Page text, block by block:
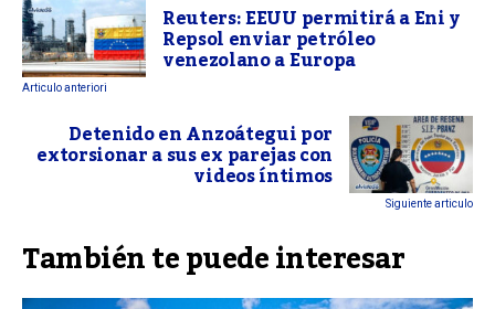
Reuters: EEUU permitirá a Eni y
Repsol enviar petróleo
venezolano a Europa
Articulo anteriori
Detenido en Anzoátegui por
extorsionar a sus ex parejas con
videos íntimos
Siguiente articulo
También te puede interesar